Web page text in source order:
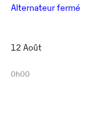
Alternateur fermé
12 Août
0h00